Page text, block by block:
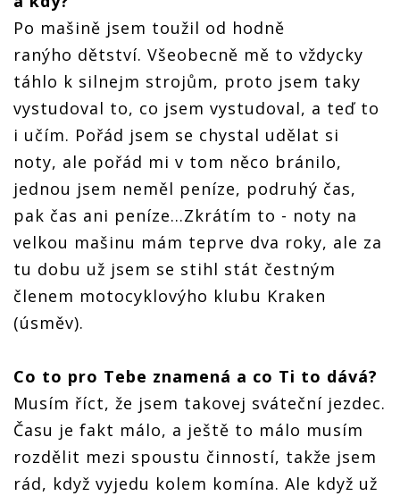
Po mašině jsem toužil od hodně
ranýho dětství. Všeobecně mě to vždycky
táhlo k silnejm strojům, proto jsem taky
vystudoval to, co jsem vystudoval, a teď to
i učím. Pořád jsem se chystal udělat si
noty, ale pořád mi v tom něco bránilo,
jednou jsem neměl peníze, podruhý čas,
pak čas ani peníze…Zkrátím to - noty na
velkou mašinu mám teprve dva roky, ale za
tu dobu už jsem se stihl stát čestným
členem motocyklovýho klubu Kraken
(úsměv).
Co to pro Tebe znamená a co Ti to dává?
Musím říct, že jsem takovej sváteční jezdec.
Času je fakt málo, a ještě to málo musím
rozdělit mezi spoustu činností, takže jsem
rád, když vyjedu kolem komína. Ale když už